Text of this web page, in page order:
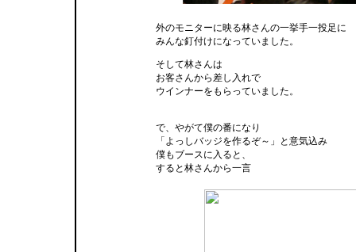
外のモニターに映る林さんの一挙手一投足に
みんな釘付けになっていました。
そして林さんは
お客さんから差し入れで
ウインナーをもらっていました。
で、やがて僕の番になり
「よっしバッジを作るぞ～」と意気込み
僕もブースに入ると、
すると林さんから一言